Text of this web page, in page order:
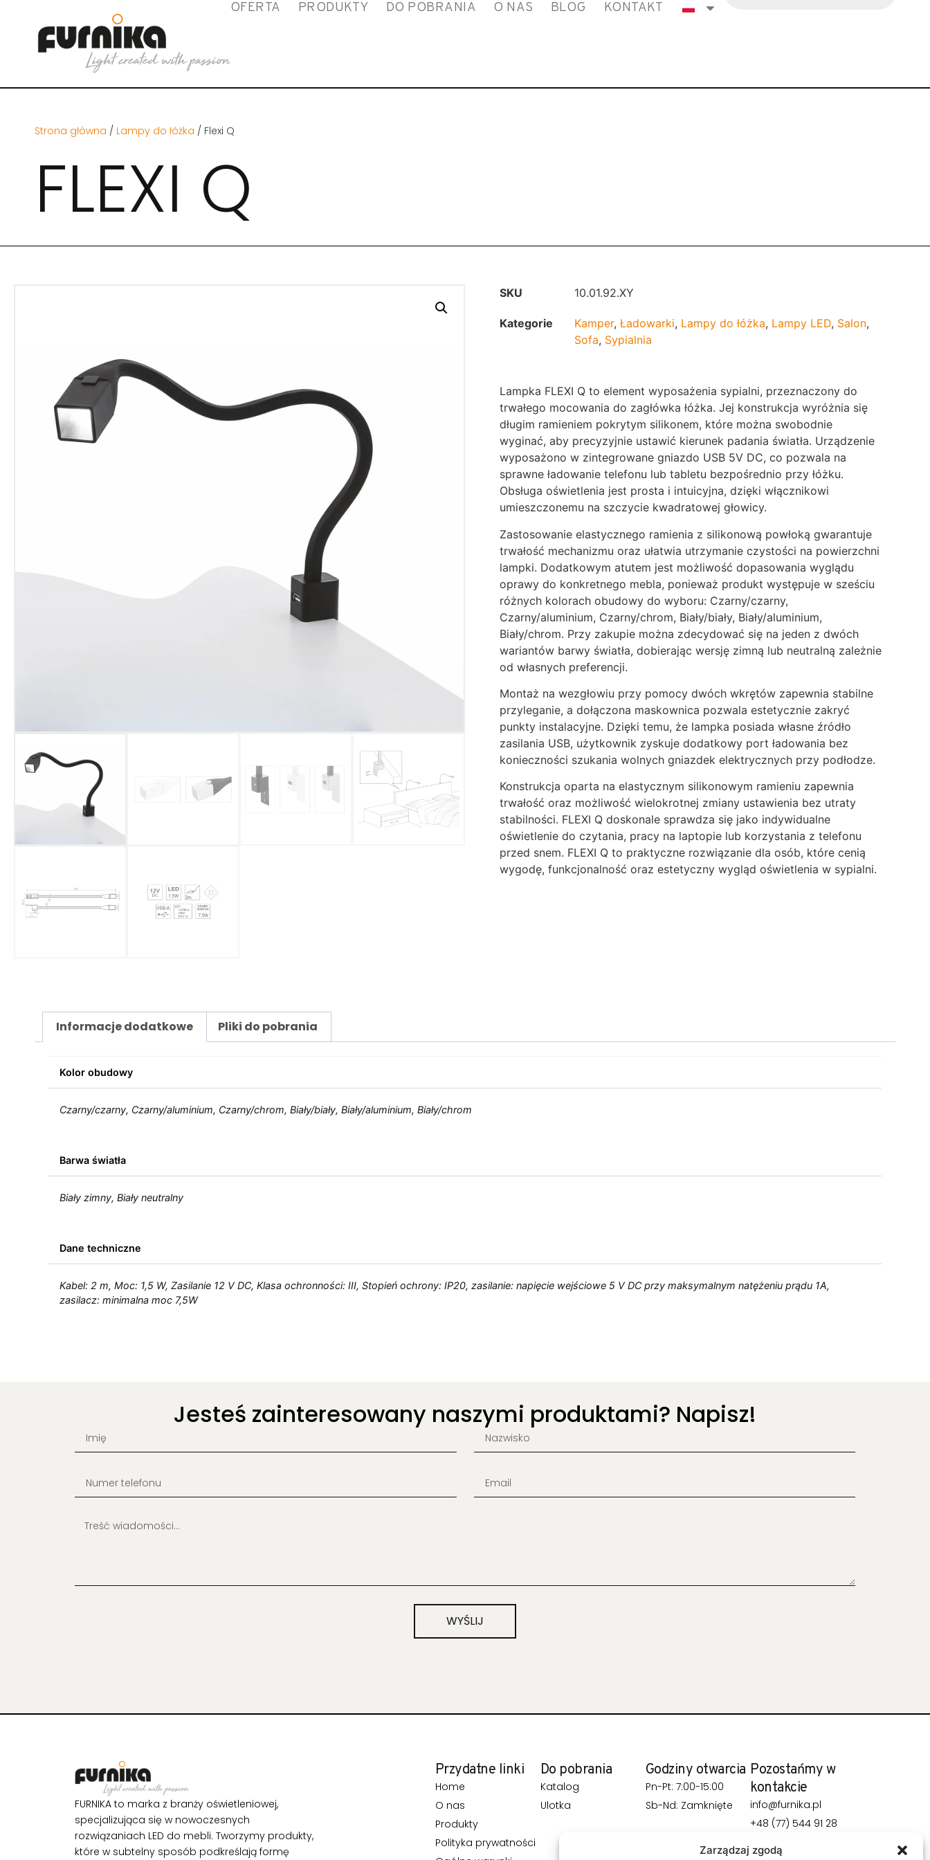
Zarządzaj zgodą
OFERTA PRODUKTY DO POBRANIA O NAS BLOG KONTAKT
Strona główna / Lampy do łóżka / Flexi Q
FLEXI Q
SKU 10.01.92.XY
Kategorie Kamper, Ładowarki, Lampy do łóżka, Lampy LED, Salon,
Sofa, Sypialnia
Lampka FLEXI Q to element wyposażenia sypialni, przeznaczony do
trwałego mocowania do zagłówka łóżka. Jej konstrukcja wyróżnia się
długim ramieniem pokrytym silikonem, które można swobodnie
wyginać, aby precyzyjnie ustawić kierunek padania światła. Urządzenie
wyposażono w zintegrowane gniazdo USB 5V DC, co pozwala na
sprawne ładowanie telefonu lub tabletu bezpośrednio przy łóżku.
Obsługa oświetlenia jest prosta i intuicyjna, dzięki włącznikowi
umieszczonemu na szczycie kwadratowej głowicy.
Zastosowanie elastycznego ramienia z silikonową powłoką gwarantuje
trwałość mechanizmu oraz ułatwia utrzymanie czystości na powierzchni
lampki. Dodatkowym atutem jest możliwość dopasowania wyglądu
oprawy do konkretnego mebla, ponieważ produkt występuje w sześciu
różnych kolorach obudowy do wyboru: Czarny/czarny,
Czarny/aluminium, Czarny/chrom, Biały/biały, Biały/aluminium,
Biały/chrom. Przy zakupie można zdecydować się na jeden z dwóch
wariantów barwy światła, dobierając wersję zimną lub neutralną zależnie
od własnych preferencji.
Montaż na wezgłowiu przy pomocy dwóch wkrętów zapewnia stabilne
przyleganie, a dołączona maskownica pozwala estetycznie zakryć
punkty instalacyjne. Dzięki temu, że lampka posiada własne źródło
zasilania USB, użytkownik zyskuje dodatkowy port ładowania bez
konieczności szukania wolnych gniazdek elektrycznych przy podłodze.
Konstrukcja oparta na elastycznym silikonowym ramieniu zapewnia
trwałość oraz możliwość wielokrotnej zmiany ustawienia bez utraty
stabilności. FLEXI Q doskonale sprawdza się jako indywidualne
oświetlenie do czytania, pracy na laptopie lub korzystania z telefonu
przed snem. FLEXI Q to praktyczne rozwiązanie dla osób, które cenią
wygodę, funkcjonalność oraz estetyczny wygląd oświetlenia w sypialni.
Informacje dodatkowe Pliki do pobrania
Kolor obudowy
Czarny/czarny, Czarny/aluminium, Czarny/chrom, Biały/biały, Biały/aluminium, Biały/chrom
Barwa światła
Biały zimny, Biały neutralny
Dane techniczne
Kabel: 2 m, Moc: 1,5 W, Zasilanie 12 V DC, Klasa ochronności: III, Stopień ochrony: IP20, zasilanie: napięcie wejściowe 5 V DC przy maksymalnym natężeniu prądu 1A,
zasilacz: minimalna moc 7,5W
Jesteś zainteresowany naszymi produktami? Napisz!
WYŚLIJ
FURNIKA to marka z branży oświetleniowej,
specjalizująca się w nowoczesnych
rozwiązaniach LED do mebli. Tworzymy produkty,
które w subtelny sposób podkreślają formę
Przydatne linki
Home
O nas
Produkty
Polityka prywatności
Do pobrania
Katalog
Ulotka
Godziny otwarcia
Pn-Pt: 7:00-15:00
Sb-Nd: Zamknięte
Pozostańmy w
kontakcie
info@furnika.pl
+48 (77) 544 91 28